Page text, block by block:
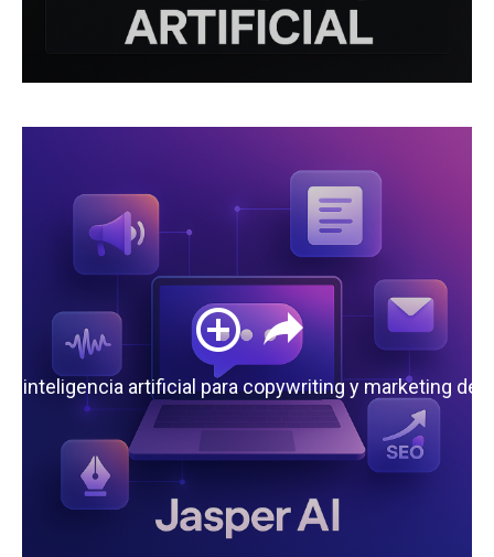
la inteligencia artificial para copywriting y marketing de